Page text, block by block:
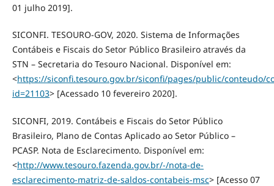
01 julho 2019].
SICONFI. TESOURO-GOV, 2020. Sistema de Informações
Contábeis e Fiscais do Setor Público Brasileiro através da
STN – Secretaria do Tesouro Nacional. Disponível em:
<https://siconfi.tesouro.gov.br/siconfi/pages/public/conteudo/
id=21103> [Acessado 10 fevereiro 2020].
SICONFI, 2019. Contábeis e Fiscais do Setor Público
Brasileiro, Plano de Contas Aplicado ao Setor Público –
PCASP. Nota de Esclarecimento. Disponível em:
<http://www.tesouro.fazenda.gov.br/-/nota-de-
esclarecimento-matriz-de-saldos-contabeis-msc> [Acesso 07